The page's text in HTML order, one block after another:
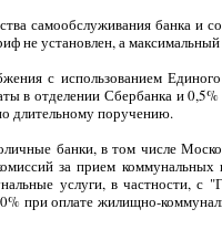
самообслуживания банка и
не установлен, а
с использованием
в отделении Сбербанка и
длительному поручению.
банки, в том числе
за прием
услуги, в частности, с
при оплате жилищно-